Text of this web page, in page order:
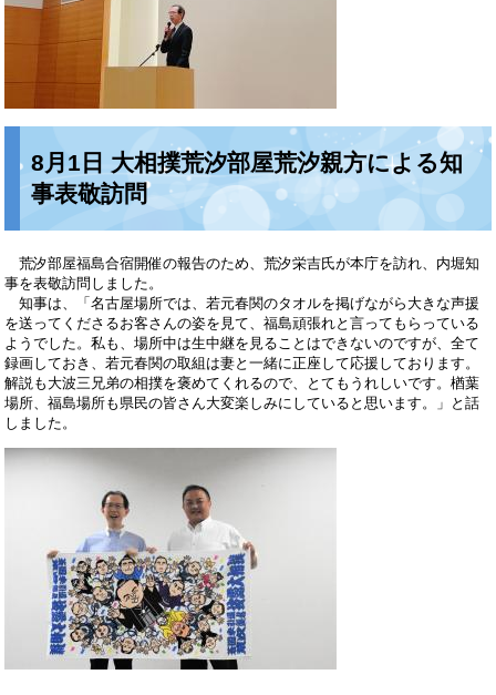
8月1日 大相撲荒汐部屋荒汐親方による知
事表敬訪問
荒汐部屋福島合宿開催の報告のため、荒汐栄吉氏が本庁を訪れ、内堀知
事を表敬訪問しました。
知事は、「名古屋場所では、若元春関のタオルを掲げながら大きな声援
を送ってくださるお客さんの姿を見て、福島頑張れと言ってもらっている
ようでした。私も、場所中は生中継を見ることはできないのですが、全て
録画しておき、若元春関の取組は妻と一緒に正座して応援しております。
解説も大波三兄弟の相撲を褒めてくれるので、とてもうれしいです。楢葉
場所、福島場所も県民の皆さん大変楽しみにしていると思います。」と話
しました。